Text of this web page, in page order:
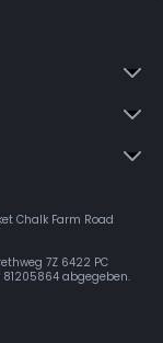
Chalk Farm Road
7Z 6422 PC
abgegeben.